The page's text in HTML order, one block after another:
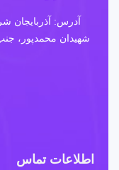
آدرس: آذربایجان
شهیدان محمدپور،
اطلاعات تماس